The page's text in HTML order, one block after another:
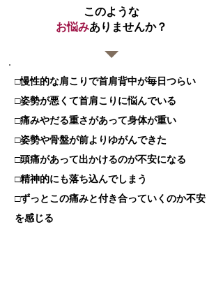
​このような
お悩みありませんか？​
□慢性的な肩こりで首肩背中が毎日つらい
□姿勢が悪くて首肩こりに悩んでいる
□痛みやだる重さがあって身体が重い
□姿勢や骨盤が前よりゆがんできた
​□頭痛があって出かけるのが不安になる
□精神的にも落ち込んでしまう
□ずっとこの痛みと付き合っていくのか不安
を感じる